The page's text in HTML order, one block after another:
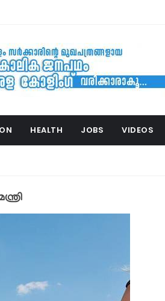
HEALTH JOBS VIDEOS